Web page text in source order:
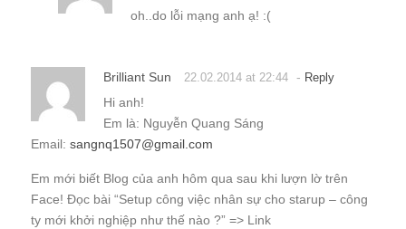
oh..do lỗi mạng anh ạ! :(
Brilliant Sun 22.02.2014 at 22:44 - Reply
Hi anh!
Em là: Nguyễn Quang Sáng
Email: sangnq1507@gmail.com
Em mới biết Blog của anh hôm qua sau khi lượn lờ trên
Face! Đọc bài “Setup công việc nhân sự cho starup – công
ty mới khởi nghiệp như thế nào ?” => Link